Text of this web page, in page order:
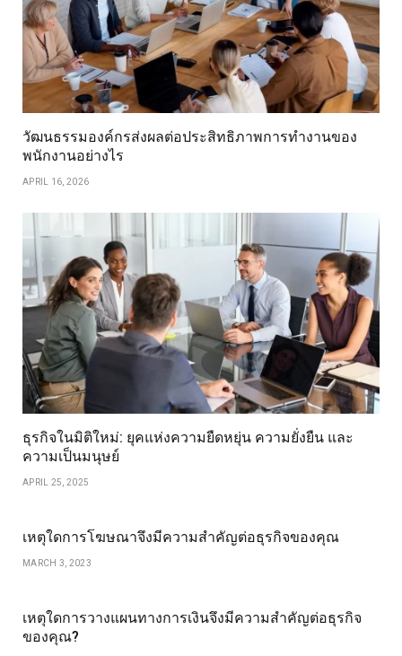
วัฒนธรรมองค์กรส่งผลต่อประสิทธิภาพการทำงานของ
พนักงานอย่างไร
APRIL 16, 2026
ธุรกิจในมิติใหม่: ยุคแห่งความยืดหยุ่น ความยั่งยืน และ
ความเป็นมนุษย์
APRIL 25, 2025
เหตุใดการโฆษณาจึงมีความสำคัญต่อธุรกิจของคุณ
MARCH 3, 2023
เหตุใดการวางแผนทางการเงินจึงมีความสำคัญต่อธุรกิจ
ของคุณ?